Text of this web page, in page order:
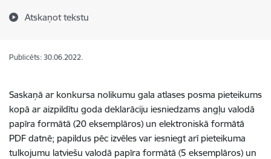
Atskaņot tekstu
Publicēts: 30.06.2022.
Saskaņā ar konkursa nolikumu gala atlases posma pieteikums
kopā ar aizpildītu goda deklarāciju iesniedzams angļu valodā
papīra formātā (20 eksemplāros) un elektroniskā formātā
PDF datnē; papildus pēc izvēles var iesniegt arī pieteikuma
tulkojumu latviešu valodā papīra formātā (5 eksemplāros) un